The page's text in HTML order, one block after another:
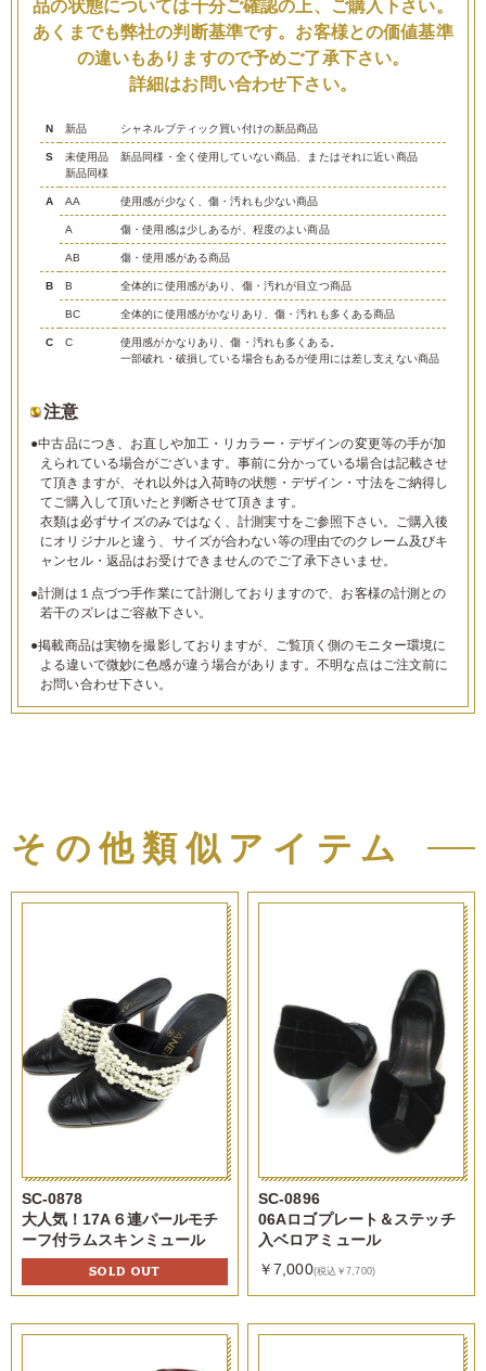
品の状態については十分ご確認の上、ご購入下さい。
あくまでも弊社の判断基準です。お客様との価値基準
の違いもありますので予めご了承下さい。
詳細はお問い合わせ下さい。
N 新品 シャネルブティック買い付けの新品商品
S
未使用品
新品同様
新品同様・全く使用していない商品、またはそれに近い商品
A AA 使用感が少なく、傷・汚れも少ない商品
A 傷・使用感は少しあるが、程度のよい商品
AB 傷・使用感がある商品
B B 全体的に使用感があり、傷・汚れが目立つ商品
BC 全体的に使用感がかなりあり、傷・汚れも多くある商品
C C
使用感がかなりあり、傷・汚れも多くある。
一部破れ・破損している場合もあるが使用には差し支えない商品
注意
●中古品につき、お直しや加工・リカラー・デザインの変更等の手が加
えられている場合がございます。事前に分かっている場合は記載させ
て頂きますが、それ以外は入荷時の状態・デザイン・寸法をご納得し
てご購入して頂いたと判断させて頂きます。
衣類は必ずサイズのみではなく、計測実寸をご参照下さい。ご購入後
にオリジナルと違う、サイズが合わない等の理由でのクレーム及びキ
ャンセル・返品はお受けできませんのでご了承下さいませ。
●計測は１点づつ手作業にて計測しておりますので、お客様の計測との
若干のズレはご容赦下さい。
●掲載商品は実物を撮影しておりますが、ご覧頂く側のモニター環境に
よる違いで微妙に色感が違う場合があります。不明な点はご注文前に
お問い合わせ下さい。
その他類似アイテム
SC-0878
大人気！17A６連パールモチ
ーフ付ラムスキンミュール
SOLD OUT
SC-0896
06Aロゴプレート＆ステッチ
入ベロアミュール
￥7,000(税込￥7,700)